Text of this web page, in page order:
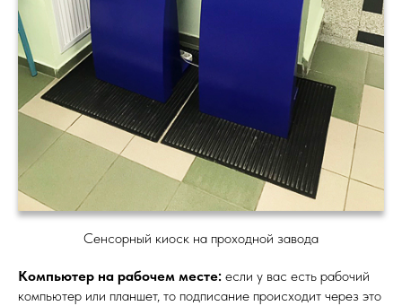
Сенсорный киоск на проходной завода
Компьютер на рабочем месте: если у вас есть рабочий
компьютер или планшет, то подписание происходит через это